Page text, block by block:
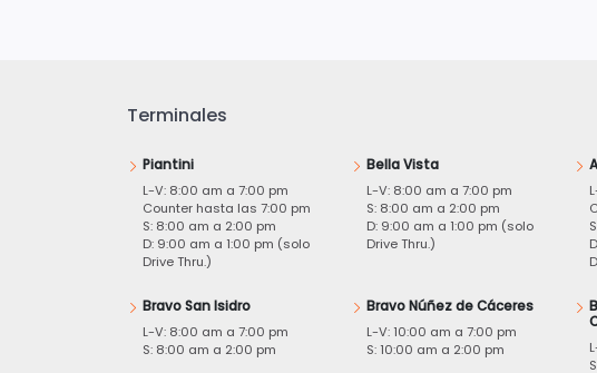
Terminales
Piantini
L-V: 8:00 am a 7:00 pm
Counter hasta las 7:00 pm
S: 8:00 am a 2:00 pm
D: 9:00 am a 1:00 pm (solo
Drive Thru.)
Bella Vista
L-V: 8:00 am a 7:00 pm
S: 8:00 am a 2:00 pm
D: 9:00 am a 1:00 pm (solo
Drive Thru.)
Bravo San Isidro
L-V: 8:00 am a 7:00 pm
S: 8:00 am a 2:00 pm
Bravo Núñez de Cáceres
L-V: 10:00 am a 7:00 pm
S: 10:00 am a 2:00 pm